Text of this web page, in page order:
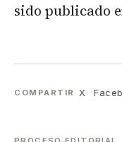
sido publicado
COMPARTIR X